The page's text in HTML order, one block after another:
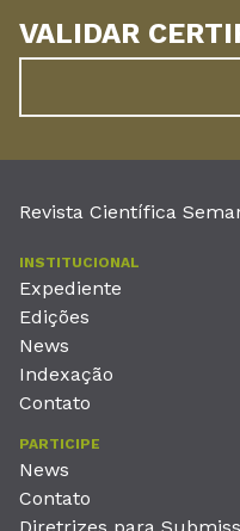
VALIDAR
Revista Científica
INSTITUCIONAL
Expediente
Edições
News
Indexação
Contato
PARTICIPE
News
Contato